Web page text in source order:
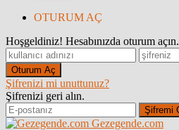
OTURUM AÇ
Hoşgeldiniz! Hesabınızda oturum açın.
Şifrenizi mi unuttunuz?
Şifrenizi geri alın.
Gezegende.com